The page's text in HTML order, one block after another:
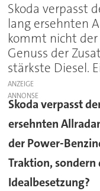
Skoda verpasst
lang ersehnten
kommt nicht
Genuss der
stärkste Diesel.
ANZEIGE
Skoda verpasst
ersehnten
der Power-
Traktion, sondern
Idealbesetzung?